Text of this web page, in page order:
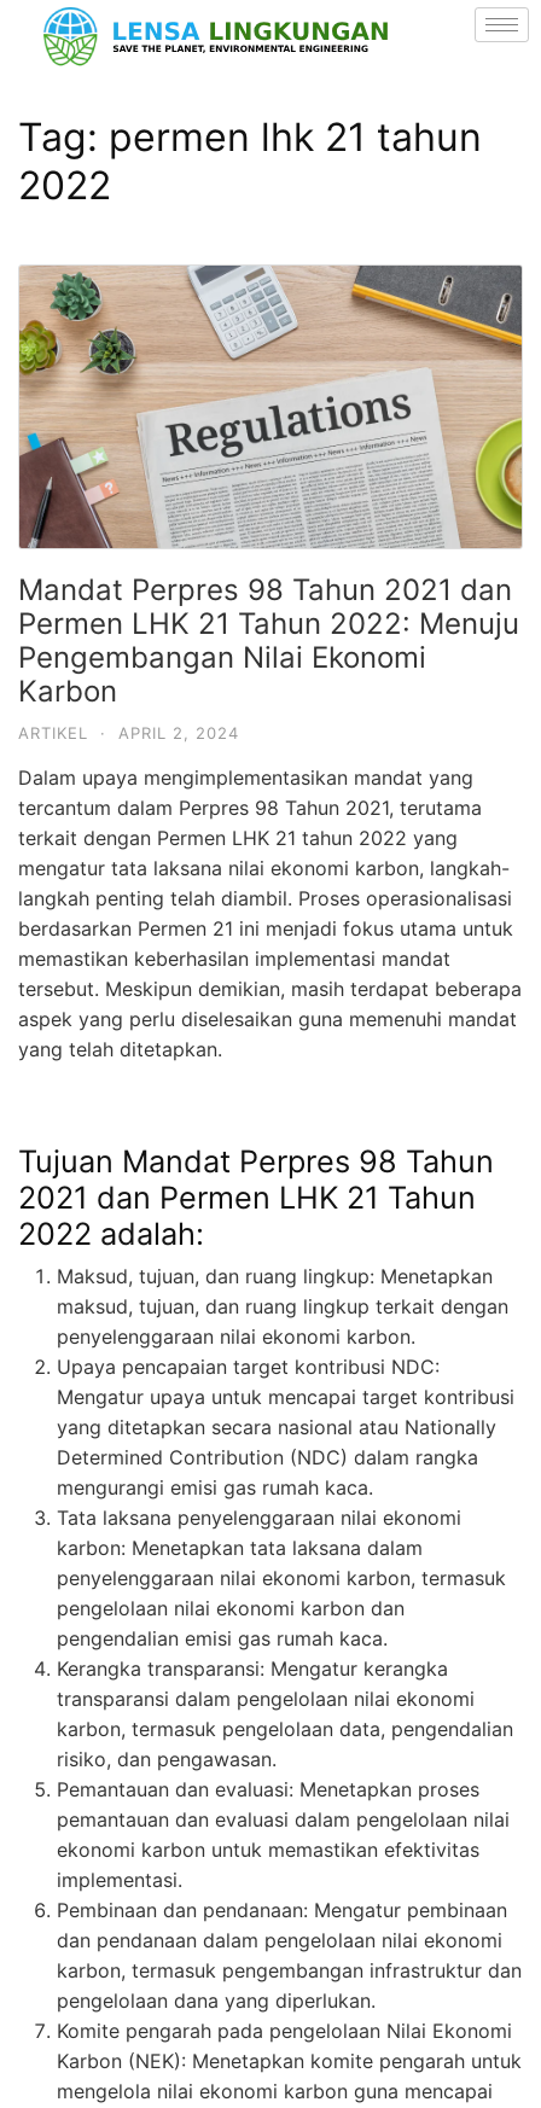
Tag: permen lhk 21 tahun
2022
Mandat Perpres 98 Tahun 2021 dan
Permen LHK 21 Tahun 2022: Menuju
Pengembangan Nilai Ekonomi
Karbon
ARTIKEL · APRIL 2, 2024
Dalam upaya mengimplementasikan mandat yang
tercantum dalam Perpres 98 Tahun 2021, terutama
terkait dengan Permen LHK 21 tahun 2022 yang
mengatur tata laksana nilai ekonomi karbon, langkah-
langkah penting telah diambil. Proses operasionalisasi
berdasarkan Permen 21 ini menjadi fokus utama untuk
memastikan keberhasilan implementasi mandat
tersebut. Meskipun demikian, masih terdapat beberapa
aspek yang perlu diselesaikan guna memenuhi mandat
yang telah ditetapkan.
Tujuan Mandat Perpres 98 Tahun
2021 dan Permen LHK 21 Tahun
2022 adalah:
Maksud, tujuan, dan ruang lingkup: Menetapkan
maksud, tujuan, dan ruang lingkup terkait dengan
penyelenggaraan nilai ekonomi karbon.
Upaya pencapaian target kontribusi NDC:
Mengatur upaya untuk mencapai target kontribusi
yang ditetapkan secara nasional atau Nationally
Determined Contribution (NDC) dalam rangka
mengurangi emisi gas rumah kaca.
Tata laksana penyelenggaraan nilai ekonomi
karbon: Menetapkan tata laksana dalam
penyelenggaraan nilai ekonomi karbon, termasuk
pengelolaan nilai ekonomi karbon dan
pengendalian emisi gas rumah kaca.
Kerangka transparansi: Mengatur kerangka
transparansi dalam pengelolaan nilai ekonomi
karbon, termasuk pengelolaan data, pengendalian
risiko, dan pengawasan.
Pemantauan dan evaluasi: Menetapkan proses
pemantauan dan evaluasi dalam pengelolaan nilai
ekonomi karbon untuk memastikan efektivitas
implementasi.
Pembinaan dan pendanaan: Mengatur pembinaan
dan pendanaan dalam pengelolaan nilai ekonomi
karbon, termasuk pengembangan infrastruktur dan
pengelolaan dana yang diperlukan.
Komite pengarah pada pengelolaan Nilai Ekonomi
Karbon (NEK): Menetapkan komite pengarah untuk
mengelola nilai ekonomi karbon guna mencapai